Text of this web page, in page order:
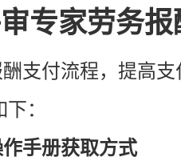
专家劳务
支付流程，提高
：
手册获取方式